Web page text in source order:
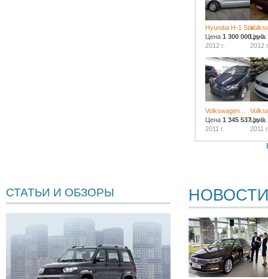
Hyundai H-1 Sta...
Цена 1 300 000 руб.
2012 г.
Цена
2012
Volkswagen...
Цена 1 345 537 руб.
2011 г.
Цена
2011
СТАТЬИ И ОБЗОРЫ НОВОСТИ